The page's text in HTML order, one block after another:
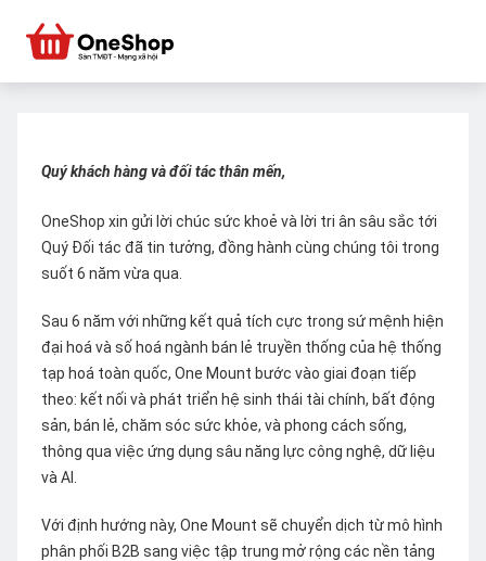
Quý khách hàng và đối tác thân mến,
OneShop xin gửi lời chúc sức khoẻ và lời tri ân sâu sắc tới
Quý Đối tác đã tin tưởng, đồng hành cùng chúng tôi trong
suốt 6 năm vừa qua.
Sau 6 năm với những kết quả tích cực trong sứ mệnh hiện
đại hoá và số hoá ngành bán lẻ truyền thống của hệ thống
tạp hoá toàn quốc, One Mount bước vào giai đoạn tiếp
theo: kết nối và phát triển hệ sinh thái tài chính, bất động
sản, bán lẻ, chăm sóc sức khỏe, và phong cách sống,
thông qua việc ứng dụng sâu năng lực công nghệ, dữ liệu
và AI.
Với định hướng này, One Mount sẽ chuyển dịch từ mô hình
phân phối B2B sang việc tập trung mở rộng các nền tảng